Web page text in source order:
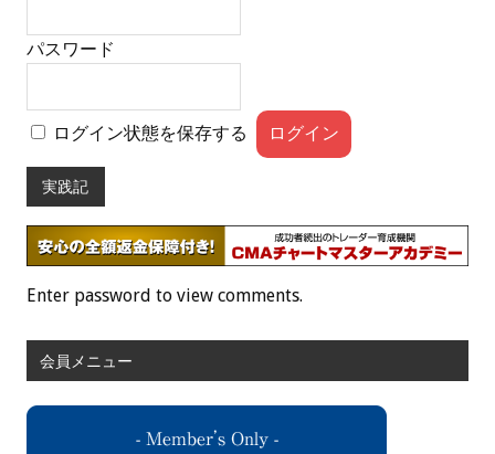
パスワード
ログイン状態を保存する
実践記
Enter password to view comments.
会員メニュー